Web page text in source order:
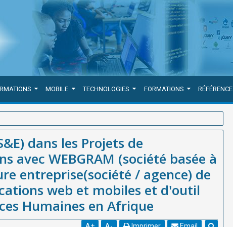
MOBILE TECHNOLOGIES FORMATIONS RÉFÉRENCE
Africains avec WEBGRAM (société basée à Dakar-
d'applications web et mobiles et d'outil de Gestion
dans les Projets de
avec WEBGRAM (société basée à
entreprise(société / agence) de
web et mobiles et d'outil
Humaines en Afrique